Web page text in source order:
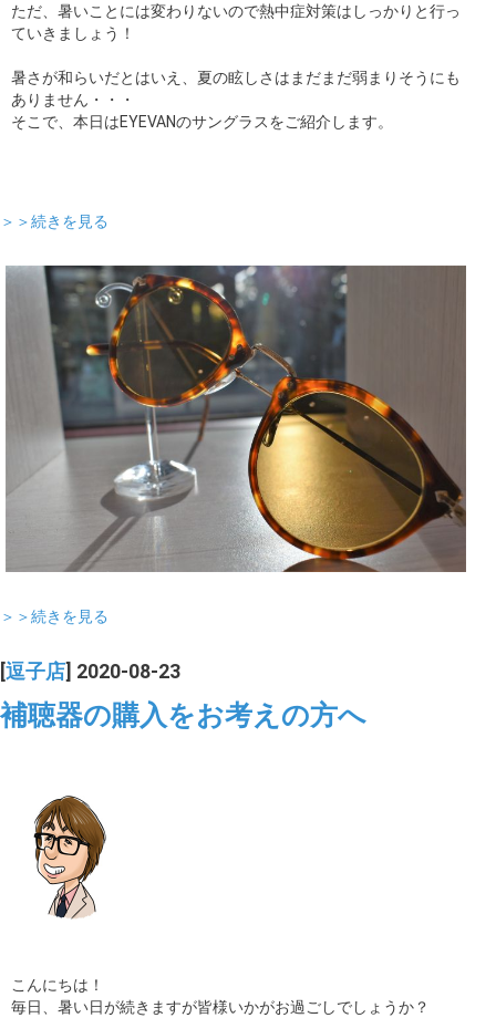
ただ、暑いことには変わりないので熱中症対策はしっかりと行っ
ていきましょう！
暑さが和らいだとはいえ、夏の眩しさはまだまだ弱まりそうにも
ありません・・・
そこで、本日はEYEVANのサングラスをご紹介します。
＞＞続きを見る
＞＞続きを見る
逗子店 ] 2020-08-23
補聴器の購入をお考えの方へ
こんにちは！
毎日、暑い日が続きますが皆様いかがお過ごしでしょうか？